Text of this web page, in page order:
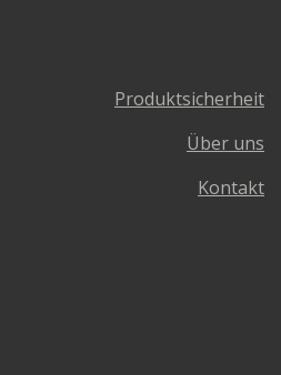
Produktsicherheit
Über uns
Kontakt